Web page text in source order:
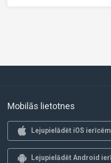
Mobilās lietotnes
Lejupielādēt iOS ierīcēm